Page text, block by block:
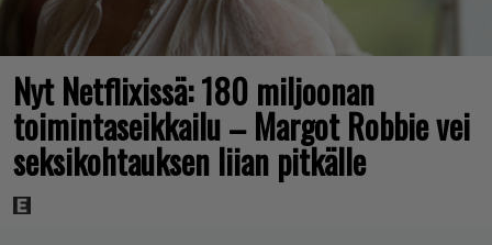
Nyt Netflixissä: 180 miljoonan
toimintaseikkailu – Margot Robbie vei
seksikohtauksen liian pitkälle